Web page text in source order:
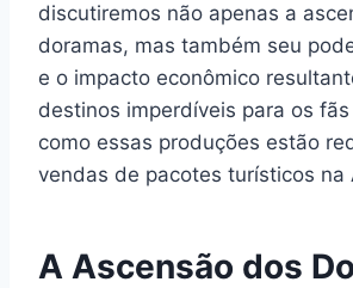
discutiremos não apenas a
doramas, mas também seu
e o impacto econômico
destinos imperdíveis para os
como essas produções estão
vendas de pacotes turísticos na
A Ascensão dos